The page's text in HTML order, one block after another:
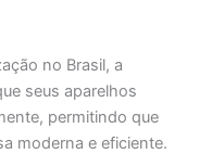
no Brasil, a
seus aparelhos
permitindo que
moderna e eficiente.